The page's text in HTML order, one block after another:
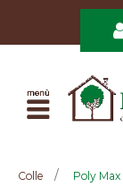
Open
Colle Poly